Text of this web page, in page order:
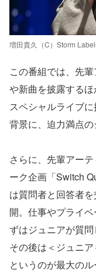
増田貴久（C）Storm
この番組では、先
や新曲を披露する
スペシャルライブ
背景に、迫⼒満点の
さらに、先輩アー
ーク企画「Switch
は質問者と回答者
開。仕事やプライ
ずはジュニアが質問
その後は＜ジュニ
というのが最⼤の